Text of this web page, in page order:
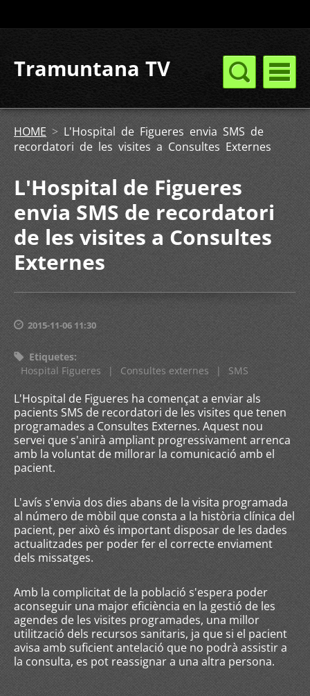
Tramuntana TV
HOME > L'Hospital de Figueres envia SMS de
recordatori de les visites a Consultes Externes
L'Hospital de Figueres
envia SMS de recordatori
de les visites a Consultes
Externes
2015-11-06 11:30
Etiquetes:
Hospital Figueres
| Consultes externes | SMS
L'Hospital de Figueres ha començat a enviar als
pacients SMS de recordatori de les visites que tenen
programades a Consultes Externes. Aquest nou
servei que s'anirà ampliant progressivament arrenca
amb la voluntat de millorar la comunicació amb el
pacient.
L'avís s'envia dos dies abans de la visita programada
al número de mòbil que consta a la història clínica del
pacient, per això és important disposar de les dades
actualitzades per poder fer el correcte enviament
dels missatges.
Amb la complicitat de la població s'espera poder
aconseguir una major eficiència en la gestió de les
agendes de les visites programades, una millor
utilització dels recursos sanitaris, ja que si el pacient
avisa amb suficient antelació que no podrà assistir a
la consulta, es pot reassignar a una altra persona.